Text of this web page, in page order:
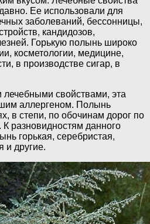
Ее использовали для
заболеваний, бессонницы,
кандидозов,
Горькую полынь широко
косметологии, медицине,
в производстве сигар, в
свойствами, эта
аллергеном. Полынь
в степи, по обочинам дорог по
К разновидностям данного
горькая, серебристая,
и другие.